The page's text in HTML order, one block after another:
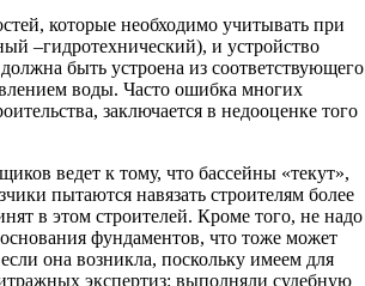
которые необходимо учитывать при
–гидротехнический), и устройство
быть устроена из соответствующего
воды. Часто ошибка многих
заключается в недооценке того
ведет к тому, что бассейны «текут»,
пытаются навязать строителям более
в этом строителей. Кроме того, не надо
фундаментов, что тоже может
она возникла, поскольку имеем для
экспертиз: выполняли судебную